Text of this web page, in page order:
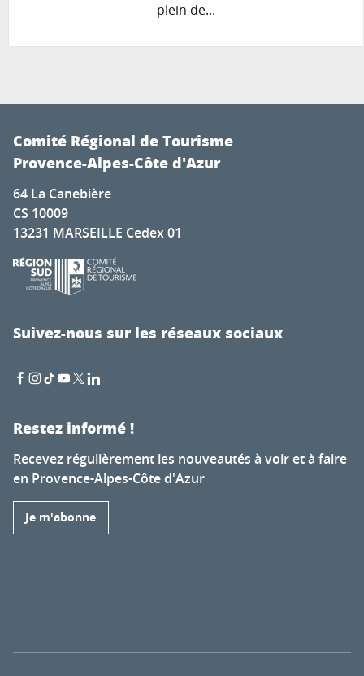
plein de...
Comité Régional de Tourisme
Provence-Alpes-Côte d'Azur
64 La Canebière
CS 10009
13231 MARSEILLE Cedex 01
Suivez-nous sur les réseaux sociaux
Restez informé !
Recevez régulièrement les nouveautés à voir et à faire
en Provence-Alpes-Côte d'Azur
Je m'abonne